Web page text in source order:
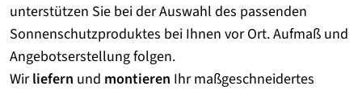
unterstützen Sie bei der Auswahl des passenden
Sonnenschutzproduktes bei Ihnen vor Ort. Aufmaß und
Angebotserstellung folgen.
Wirliefern und montieren Ihr maßgeschneidertes